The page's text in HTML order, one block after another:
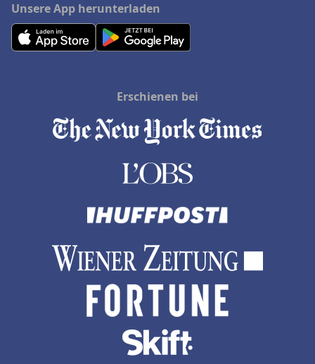
Unsere App herunterladen
Erschienen bei